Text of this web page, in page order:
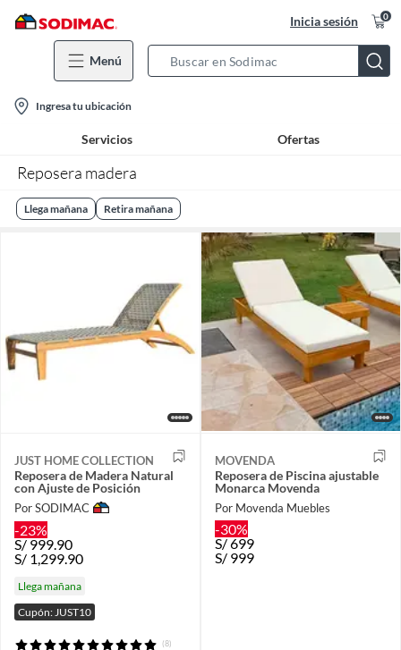
Inicia sesión 0
Menú
Bar
location-
icon
Ingresa tu ubicación
Servicios Ofertas
Reposera madera
Llega mañana Retira mañana
JUST HOME COLLECTION
Reposera de Madera Natural
con Ajuste de Posición
Por SODIMAC
-23%
S/999.90
S/ 1,299.90
Llega mañana
Cupón: JUST10
(8)
MOVENDA
Reposera de Piscina ajustable
Monarca Movenda
Por Movenda Muebles
-30%
S/699
S/ 999